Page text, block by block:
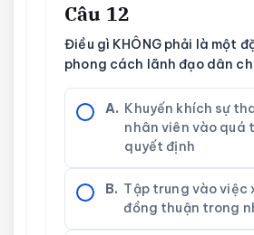
Câu 12
Điều gì KHÔNG phải là một
phong cách lãnh đạo dân
A. Khuyến khích sự
nhân viên vào quá
quyết định
B. Tập trung vào việc
đồng thuận trong